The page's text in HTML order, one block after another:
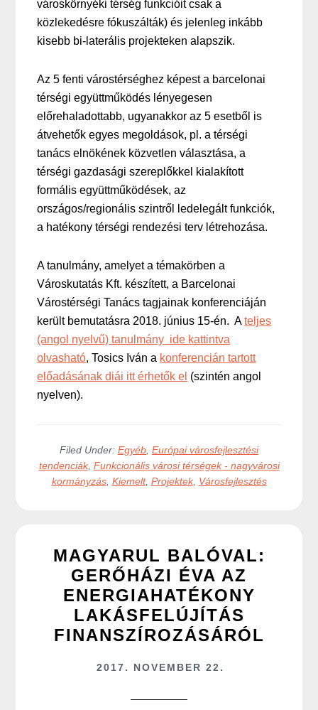
városkörnyéki térség funkcióit csak a
közlekedésre fókuszálták) és jelenleg inkább
kisebb bi-laterális projekteken alapszik.
Az 5 fenti várostérséghez képest a barcelonai
térségi együttműködés lényegesen
előrehaladottabb, ugyanakkor az 5 esetből is
átvehetők egyes megoldások, pl. a térségi
tanács elnökének közvetlen választása, a
térségi gazdasági szereplőkkel kialakított
formális együttműködések, az
országos/regionális szintről ledelegált funkciók,
a hatékony térségi rendezési terv létrehozása.
A tanulmány, amelyet a témakörben a
Városkutatás Kft. készített, a Barcelonai
Várostérségi Tanács tagjainak konferenciáján
került bemutatásra 2018. június 15-én. Ateljes
(angol nyelvű) tanulmány ide kattintva
olvasható, Tosics Iván a konferencián tartott
előadásának diái itt érhetők el (szintén angol
nyelven).
Filed Under: Egyéb Európai városfejlesztési
tendenciák, Funkcionális városi térségek - nagyvárosi
kormányzás, Kiemelt, Projektek, Városfejlesztés
MAGYARUL BALÓVAL:
GERŐHÁZI ÉVA AZ
ENERGIAHATÉKONY
LAKÁSFELÚJÍTÁS
FINANSZÍROZÁSÁRÓL
2017. NOVEMBER 22.